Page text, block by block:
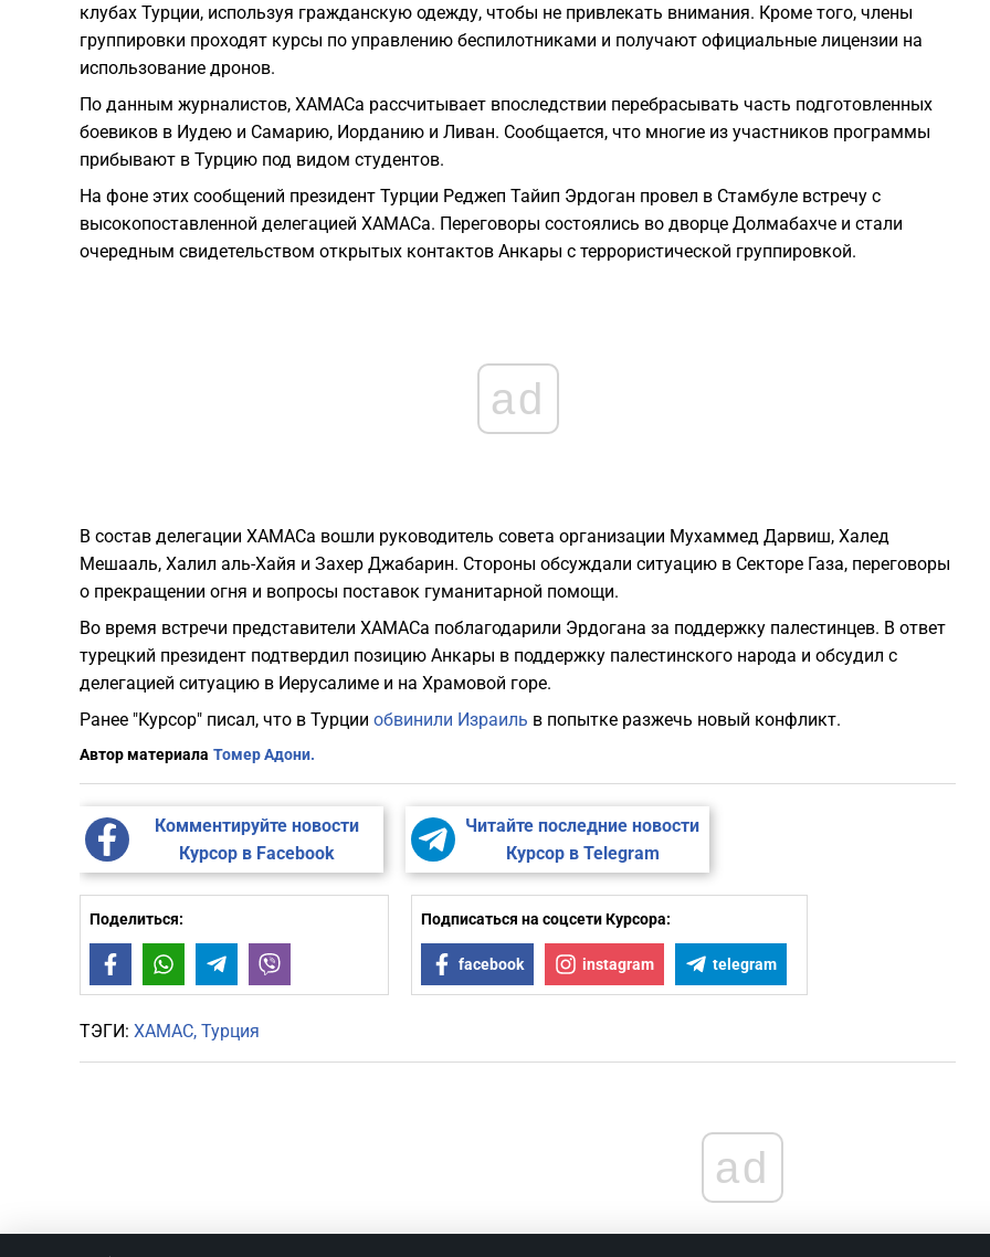
клубах Турции, используя гражданскую одежду, чтобы не привлекать внимания. Кроме того, члены
группировки проходят курсы по управлению беспилотниками и получают официальные лицензии на
использование дронов.
По данным журналистов, ХАМАСа рассчитывает впоследствии перебрасывать часть подготовленных
боевиков в Иудею и Самарию, Иорданию и Ливан. Сообщается, что многие из участников программы
прибывают в Турцию под видом студентов.
На фоне этих сообщений президент Турции Реджеп Тайип Эрдоган провел в Стамбуле встречу с
высокопоставленной делегацией ХАМАСа. Переговоры состоялись во дворце Долмабахче и стали
очередным свидетельством открытых контактов Анкары с террористической группировкой.
ad
В состав делегации ХАМАСа вошли руководитель совета организации Мухаммед Дарвиш, Халед
Мешааль, Халил аль-Хайя и Захер Джабарин. Стороны обсуждали ситуацию в Секторе Газа, переговоры
о прекращении огня и вопросы поставок гуманитарной помощи.
Во время встречи представители ХАМАСа поблагодарили Эрдогана за поддержку палестинцев. В ответ
турецкий президент подтвердил позицию Анкары в поддержку палестинского народа и обсудил с
делегацией ситуацию в Иерусалиме и на Храмовой горе.
Ранее "Курсор" писал, что в Турции обвинили Израиль в попытке разжечь новый конфликт.
Автор материала Томер Адони.
Комментируйте новости
Курсор в Facebook
Читайте последние новости
Курсор в Telegram
Поделиться:
FacebookWhatsAppTelegram
Подписаться на соцсети Курсора:
facebook instagram telegram
ТЭГИ: ХАМАС Турция
ad